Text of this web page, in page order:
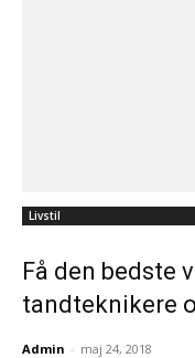
Livstil
Få den bedste
tandteknikere
Admin - maj 24, 2018